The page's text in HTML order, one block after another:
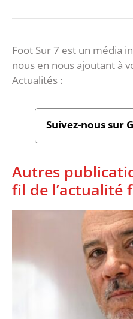
Foot Sur 7 est un média
nous en nous ajoutant à
Actualités :
Suivez-nous sur
Autres
fil de l’actualité